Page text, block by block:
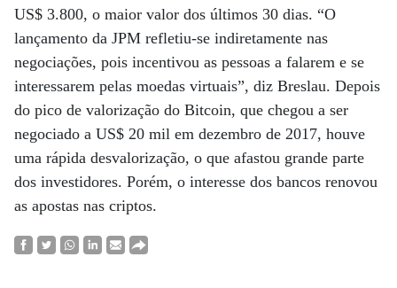
US$ 3.800, o maior valor dos últimos 30 dias. “O
lançamento da JPM refletiu-se indiretamente nas
negociações, pois incentivou as pessoas a falarem e se
interessarem pelas moedas virtuais”, diz Breslau. Depois
do pico de valorização do Bitcoin, que chegou a ser
negociado a US$ 20 mil em dezembro de 2017, houve
uma rápida desvalorização, o que afastou grande parte
dos investidores. Porém, o interesse dos bancos renovou
as apostas nas criptos.